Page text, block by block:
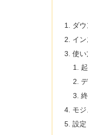
ダ
イ
使い
モ
設定